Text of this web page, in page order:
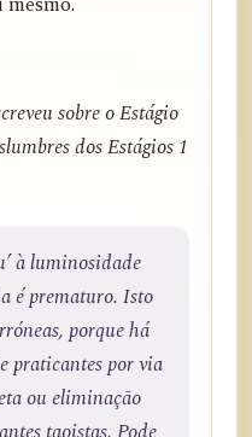
sobre o Estágio
dos Estágios 1
à luminosidade
é prematuro. Isto
porque há
praticantes por via
ou eliminação